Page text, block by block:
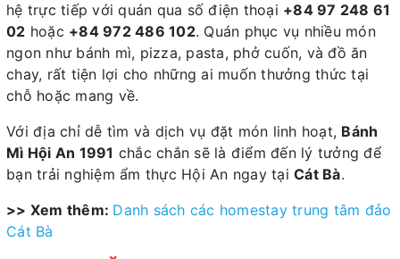
hệ trực tiếp với quán qua số điện thoại +84 97 248 61
02 hoặc +84 972 486 102. Quán phục vụ nhiều món
ngon như bánh mì, pizza, pasta, phở cuốn, và đồ ăn
chay, rất tiện lợi cho những ai muốn thưởng thức tại
chỗ hoặc mang về.
Với địa chỉ dễ tìm và dịch vụ đặt món linh hoạt, Bánh
Mì Hội An 1991 chắc chắn sẽ là điểm đến lý tưởng để
bạn trải nghiệm ẩm thực Hội An ngay tại Cát Bà.
>> Xem thêm: Danh sách các homestay trung tâm đảo
Cát Bà